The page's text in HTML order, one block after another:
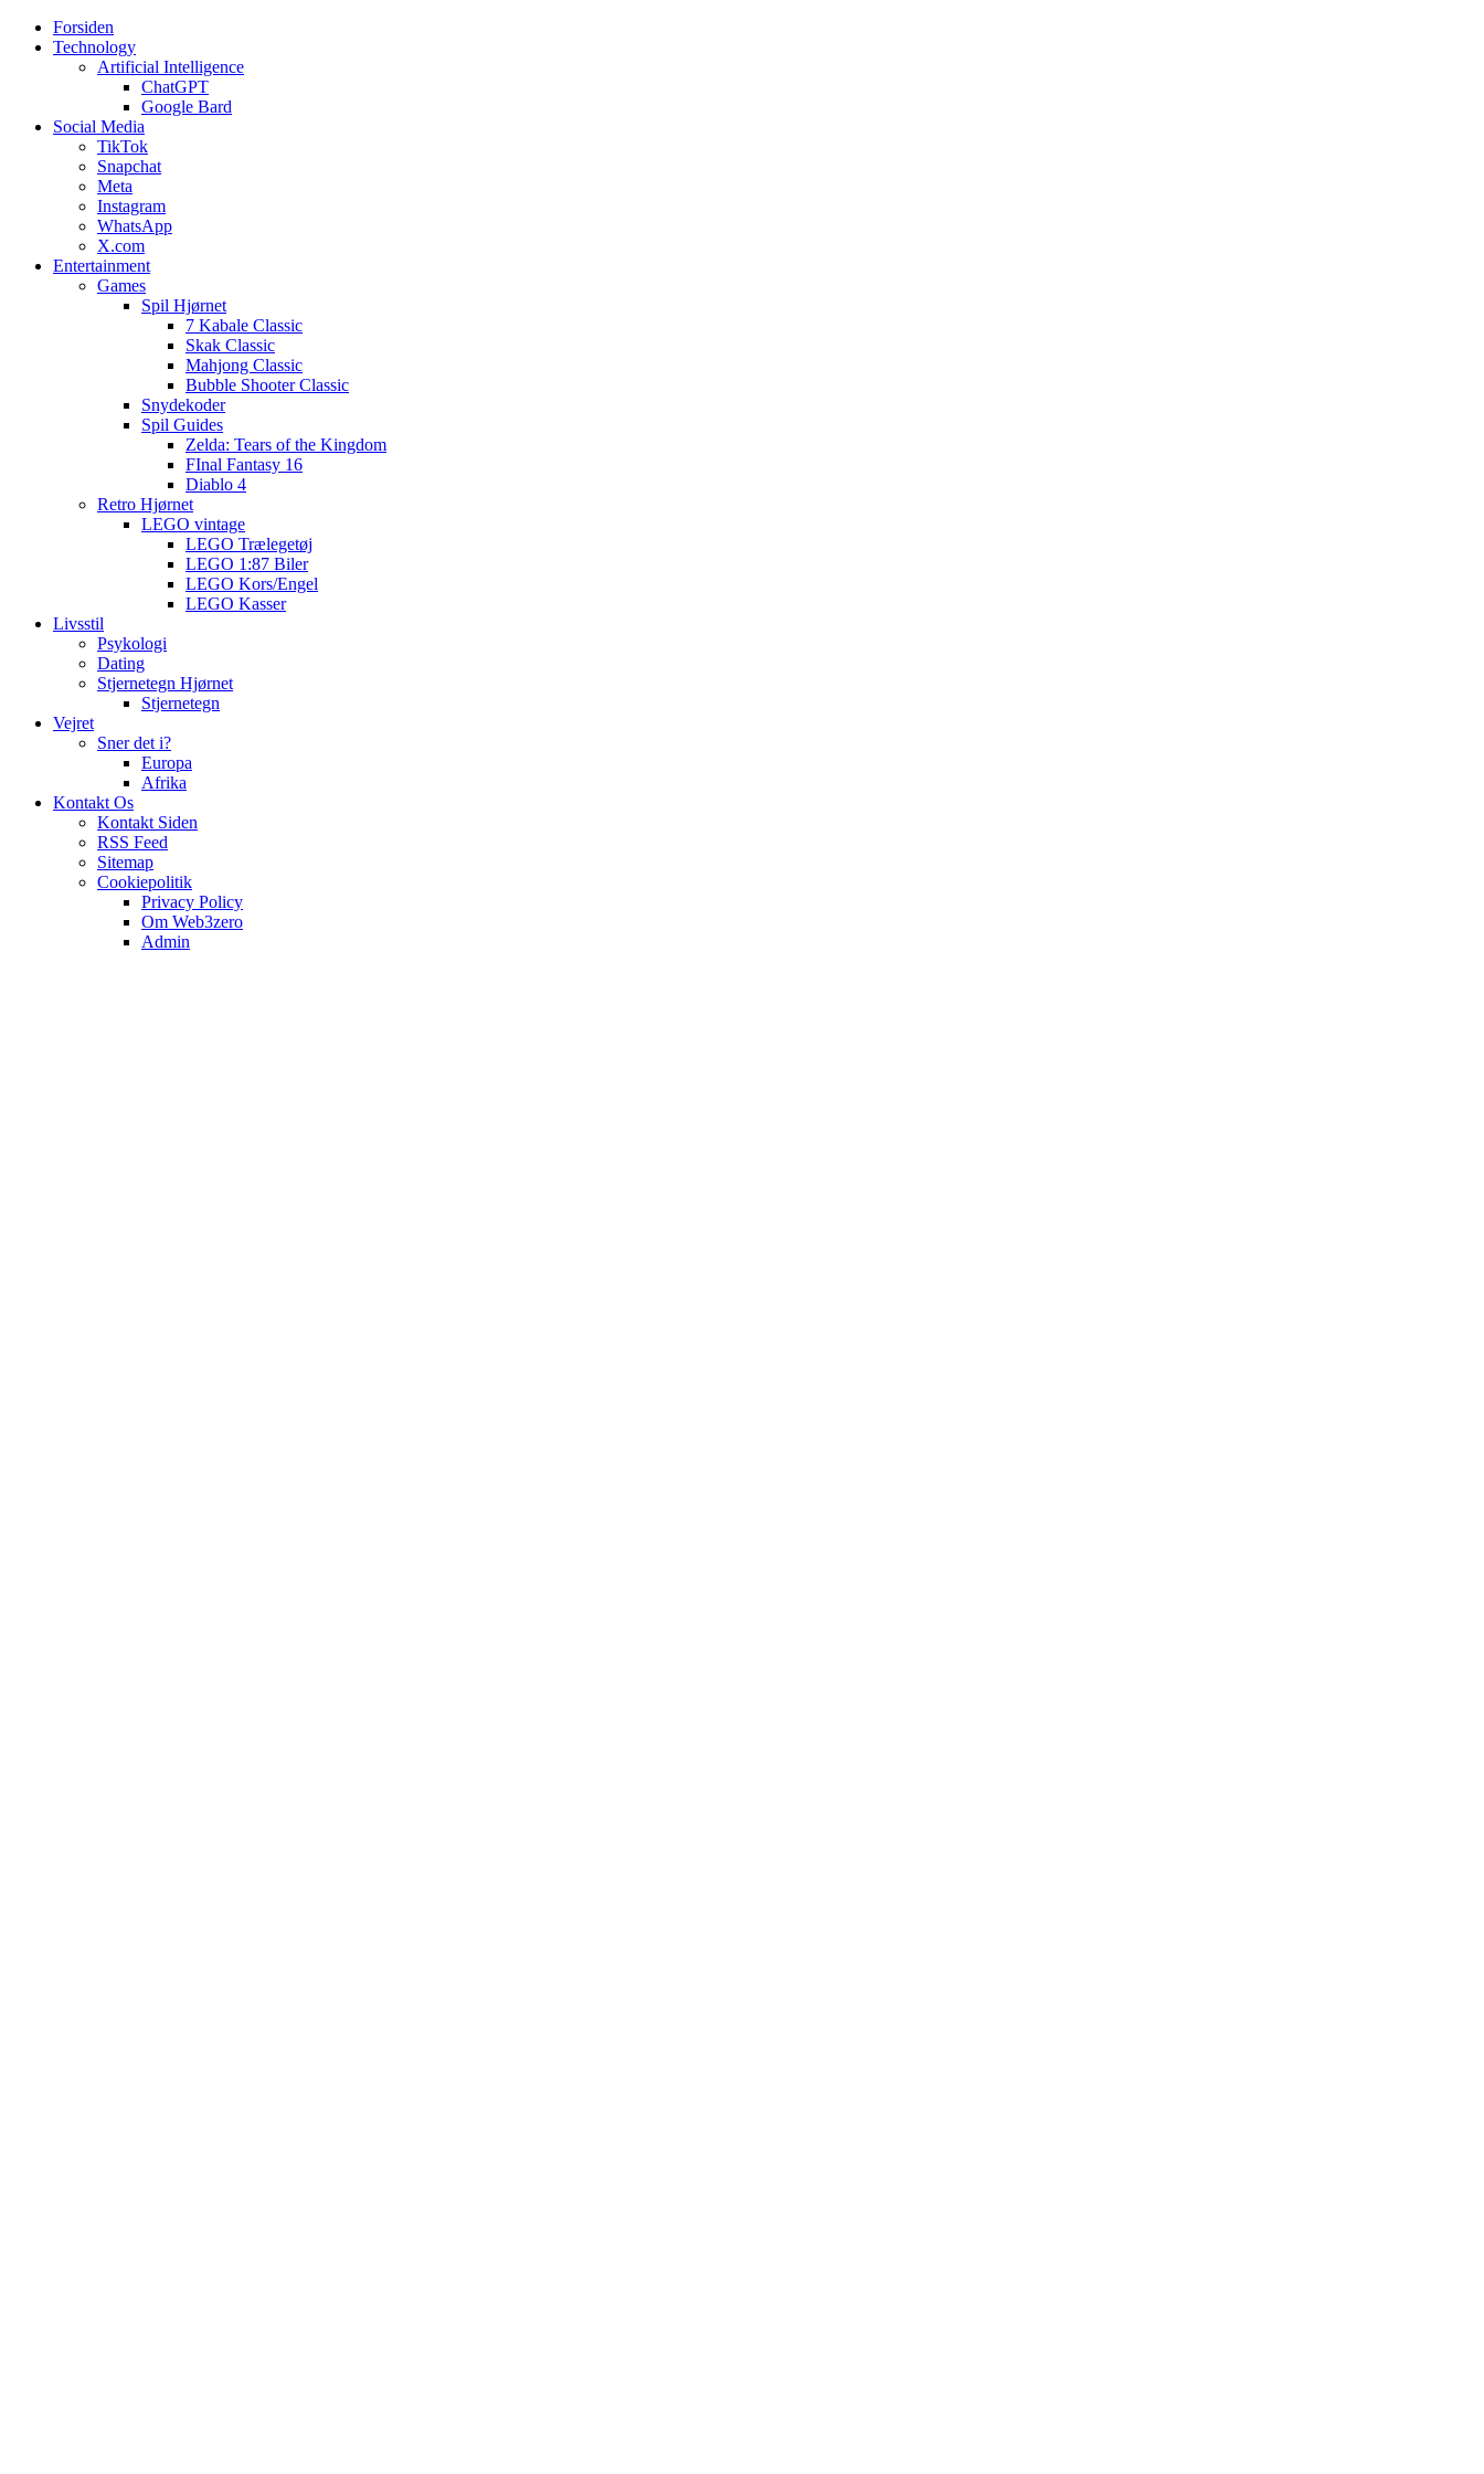
Web3zero.dk
Web3zero.dk
Forsiden
Technology
Artificial Intelligence
ChatGPT
Google Bard
Social Media
TikTok
Snapchat
Meta
Instagram
WhatsApp
X.com
Entertainment
Games
Spil Hjørnet
7 Kabale Classic
Skak Classic
Mahjong Classic
Bubble Shooter Classic
Snydekoder
Spil Guides
Zelda: Tears of the Kingdom
FInal Fantasy 16
Diablo 4
Retro Hjørnet
LEGO vintage
LEGO Trælegetøj
LEGO 1:87 Biler
LEGO Kors/Engel
LEGO Kasser
Livsstil
Psykologi
Dating
Stjernetegn Hjørnet
Stjernetegn
Vejret
Sner det i?
Europa
Afrika
Kontakt Os
Kontakt Siden
RSS Feed
Sitemap
Cookiepolitik
Privacy Policy
Om Web3zero
Admin